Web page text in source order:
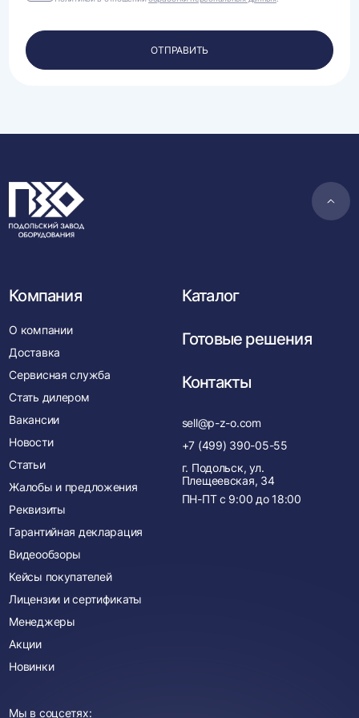
на
своих
персональных
данных.
ОТПРАВИТЬ
в
Компания
О компании
Доставка
Сервисная служба
Стать дилером
Вакансии
Новости
Статьи
Жалобы и предложения
Реквизиты
Гарантийная декларация
Видеообзоры
Кейсы покупателей
Лицензии и сертификаты
Менеджеры
Акции
Новинки
Каталог
Готовые решения
Контакты
sell@p-z-o.com
+7 (499) 390-05-55
г. Подольск, ул.
Плещеевская, 34
ПН-ПТ с 9:00 до 18:00
Мы в соцсетях: